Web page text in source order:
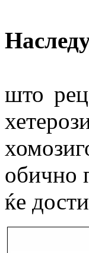
PKU
што
обично
ќе